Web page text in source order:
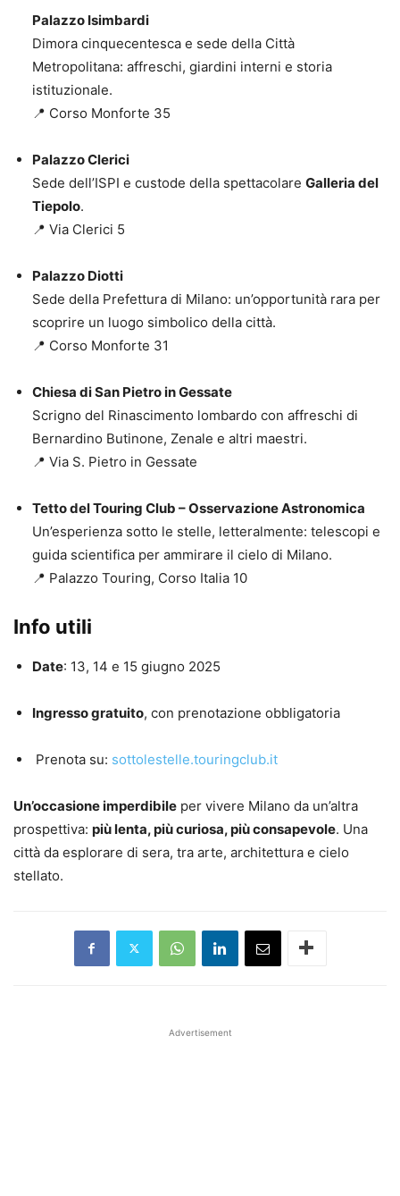
Palazzo Isimbardi
Dimora cinquecentesca e sede della Città
Metropolitana: affreschi, giardini interni e storia
istituzionale.
📍 Corso Monforte 35
Palazzo Clerici
Sede dell’ISPI e custode della spettacolare Galleria del
Tiepolo.
📍 Via Clerici 5
Palazzo Diotti
Sede della Prefettura di Milano: un’opportunità rara per
scoprire un luogo simbolico della città.
📍 Corso Monforte 31
Chiesa di San Pietro in Gessate
Scrigno del Rinascimento lombardo con affreschi di
Bernardino Butinone, Zenale e altri maestri.
📍 Via S. Pietro in Gessate
Tetto del Touring Club – Osservazione Astronomica
Un’esperienza sotto le stelle, letteralmente: telescopi e
guida scientifica per ammirare il cielo di Milano.
📍 Palazzo Touring, Corso Italia 10
Info utili
Date: 13, 14 e 15 giugno 2025
Ingresso gratuito, con prenotazione obbligatoria
Prenota su: sottolestelle.touringclub.it
Un’occasione imperdibile per vivere Milano da un’altra
prospettiva: più lenta, più curiosa, più consapevole. Una
città da esplorare di sera, tra arte, architettura e cielo
stellato.
Advertisement